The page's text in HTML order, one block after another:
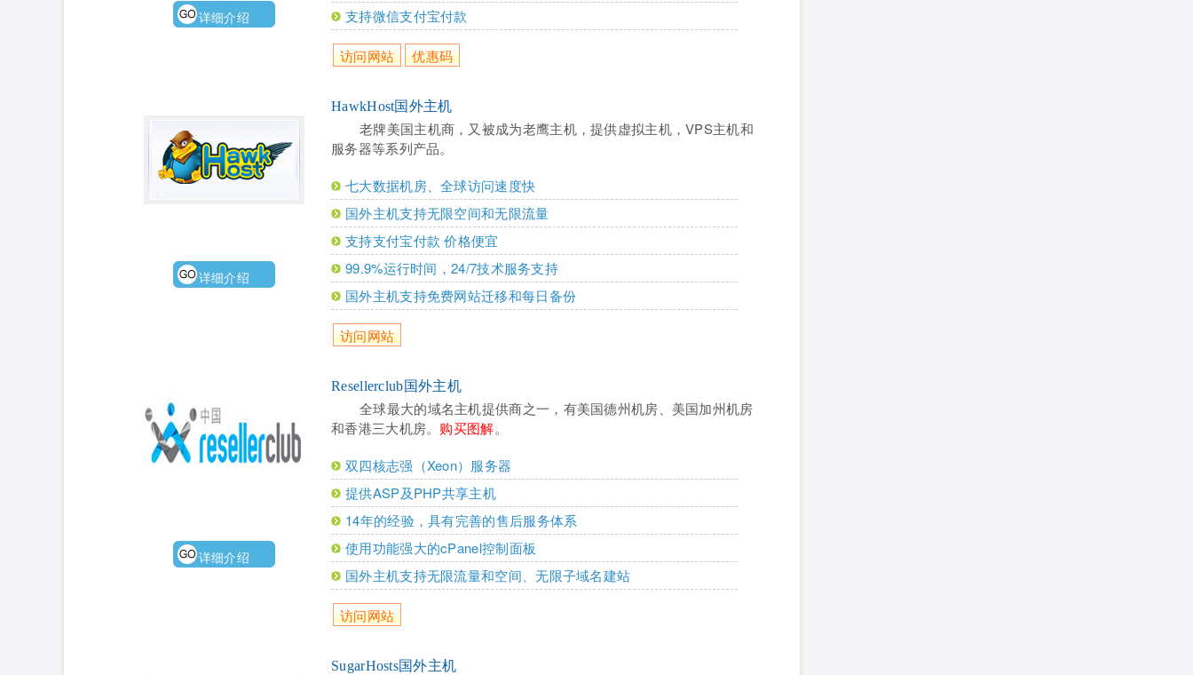
详细介绍
支持微信支付宝付款
访问网站 优惠码
详细介绍
HawkHost国外主机
老牌美国主机商，又被成为老鹰主机，提供虚拟主机，VPS主机和
服务器等系列产品。
七大数据机房、全球访问速度快
国外主机支持无限空间和无限流量
支持支付宝付款 价格便宜
99.9%运行时间，24/7技术服务支持
国外主机支持免费网站迁移和每日备份
访问网站
详细介绍
Resellerclub国外主机
全球最大的域名主机提供商之一，有美国德州机房、美国加州机房
和香港三大机房。 购买图解。
双四核志强（Xeon）服务器
提供ASP及PHP共享主机
14年的经验，具有完善的售后服务体系
使用功能强大的cPanel控制面板
国外主机支持无限流量和空间、无限子域名建站
访问网站
SugarHosts国外主机